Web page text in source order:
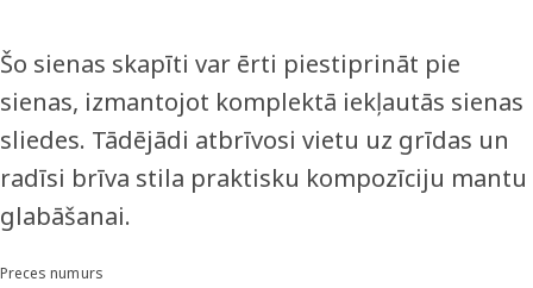
Šo sienas skapīti var ērti piestiprināt pie
sienas, izmantojot komplektā iekļautās sienas
sliedes. Tādējādi atbrīvosi vietu uz grīdas un
radīsi brīva stila praktisku kompozīciju mantu
glabāšanai.
Preces numurs